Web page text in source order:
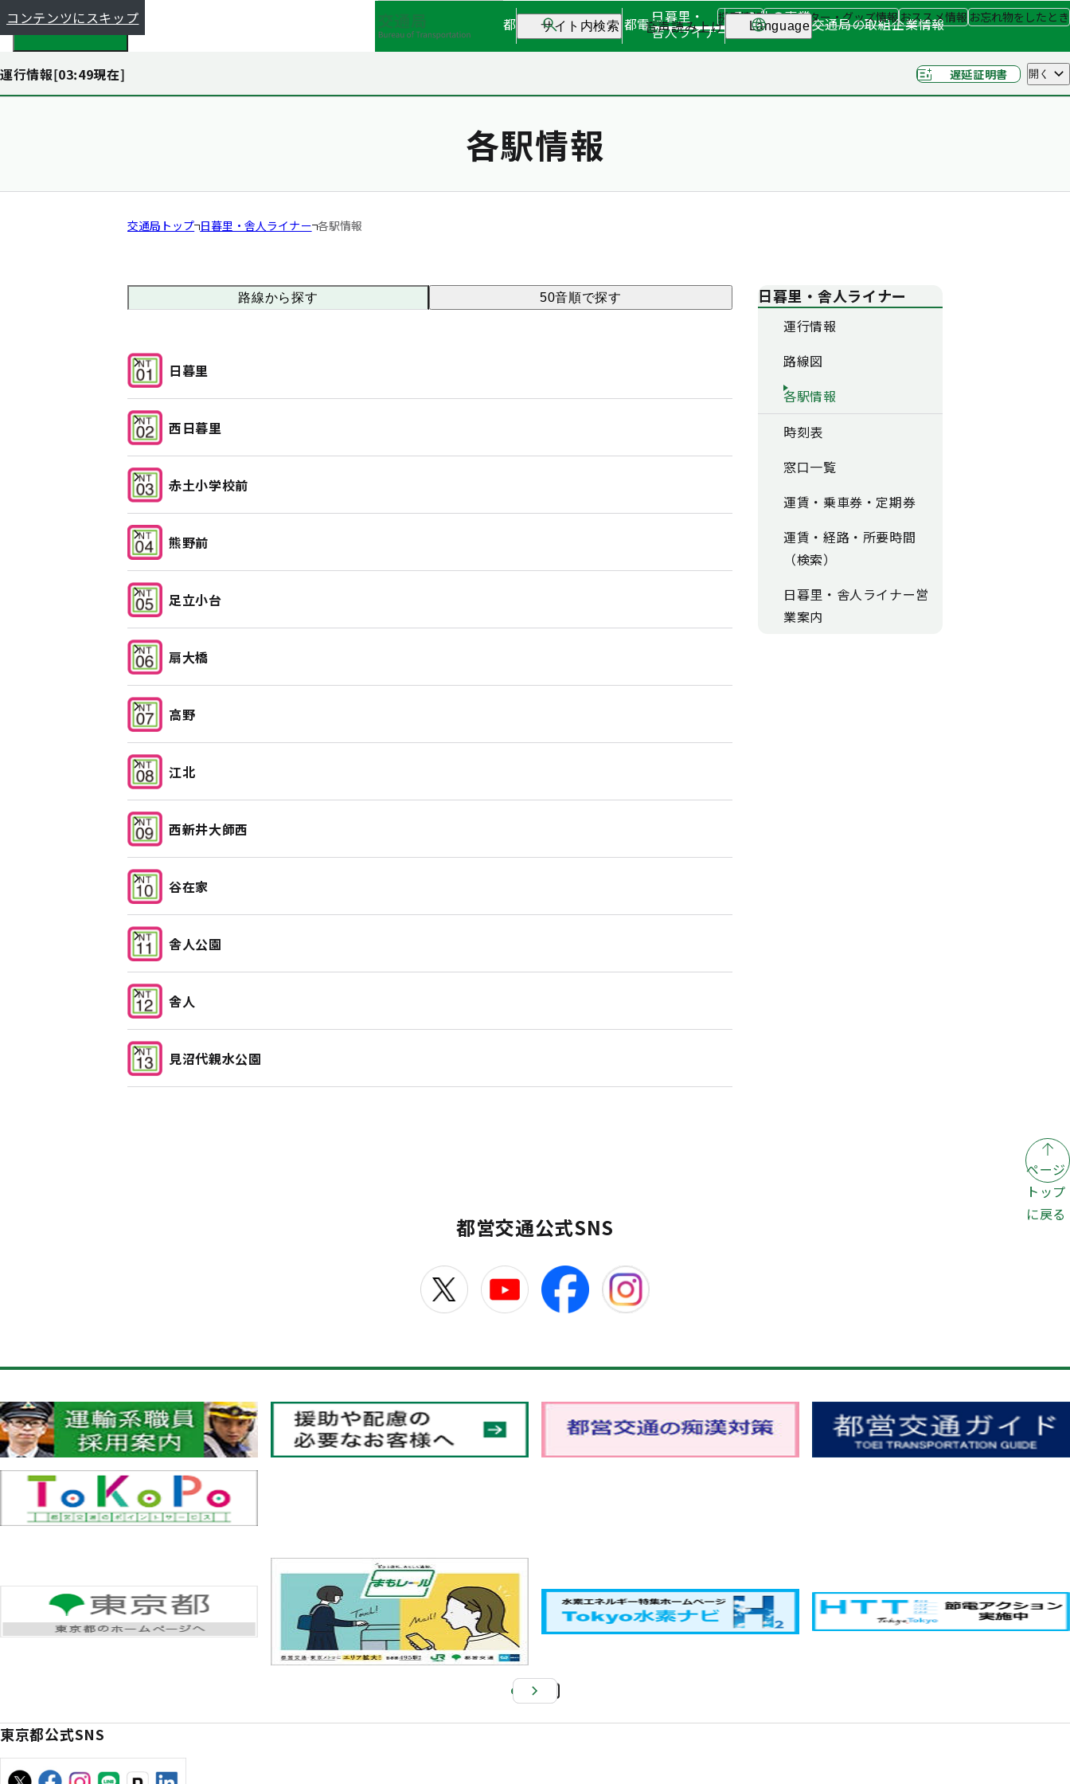
コンテンツにスキップ
都全体で探す 採用情報キャラクター・グッズ情報おススメ情報 お忘れ物をしたとき
サイト内検索 音声読み上げ Language
都営地下鉄 都営バス 都電日暮里・
舎人ライナー
その他の事業
（関連事業）交通局の取組企業情報
運行情報[03:49現在] 遅延証明書 開く
各駅情報
交通局トップ 日暮里・舎人ライナー 各駅情報
路線から探す 50音順で探す
日暮里
西日暮里
赤土小学校前
熊野前
足立小台
扇大橋
高野
江北
西新井大師西
谷在家
舎人公園
舎人
見沼代親水公園
日暮里・舎人ライナー
運行情報
路線図
各駅情報
時刻表
窓口一覧
運賃・乗車券・定期券
運賃・経路・所要時間
（検索）
日暮里・舎人ライナー営
業案内
ページ
トップ
に戻る
都営交通公式SNS
Pa
東京都公式SNS